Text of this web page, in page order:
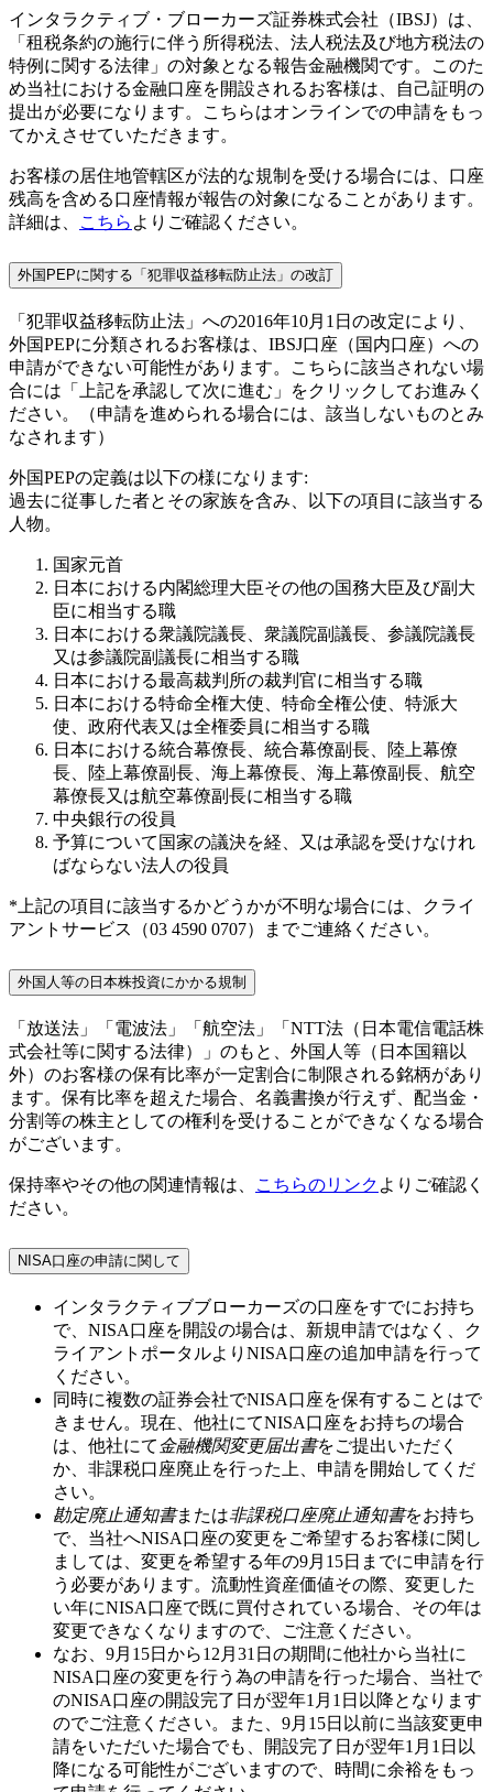
インタラクティブ・ブローカーズ証券株式会社（IBSJ）は、
「租税条約の施行に伴う所得税法、法人税法及び地方税法の
特例に関する法律」の対象となる報告金融機関です。このた
め当社における金融口座を開設されるお客様は、自己証明の
提出が必要になります。こちらはオンラインでの申請をもっ
てかえさせていただきます。
お客様の居住地管轄区が法的な規制を受ける場合には、口座
残高を含める口座情報が報告の対象になることがあります。
詳細は、
こちら よりご確認ください。
外国PEPに関する「犯罪収益移転防止法」の改訂
「犯罪収益移転防止法」への2016年10月1日の改定により、
外国PEPに分類されるお客様は、IBSJ口座（国内口座）への
申請ができない可能性があります。こちらに該当されない場
合には「上記を承認して次に進む」をクリックしてお進みく
ださい。（申請を進められる場合には、該当しないものとみ
なされます）
外国PEPの定義は以下の様になります:
過去に従事した者とその家族を含み、以下の項目に該当する
人物。
国家元首
日本における内閣総理大臣その他の国務大臣及び副大
臣に相当する職
日本における衆議院議長、衆議院副議長、参議院議長
又は参議院副議長に相当する職
日本における最高裁判所の裁判官に相当する職
日本における特命全権大使、特命全権公使、特派大
使、政府代表又は全権委員に相当する職
日本における統合幕僚長、統合幕僚副長、陸上幕僚
長、陸上幕僚副長、海上幕僚長、海上幕僚副長、航空
幕僚長又は航空幕僚副長に相当する職
中央銀行の役員
予算について国家の議決を経、又は承認を受けなけれ
ばならない法人の役員
*上記の項目に該当するかどうかが不明な場合には、クライ
アントサービス（03 4590 0707）までご連絡ください。
外国人等の日本株投資にかかる規制
「放送法」「電波法」「航空法」「NTT法（日本電信電話株
式会社等に関する法律）」のもと、外国人等（日本国籍以
外）のお客様の保有比率が一定割合に制限される銘柄があり
ます。保有比率を超えた場合、名義書換が行えず、配当金・
分割等の株主としての権利を受けることができなくなる場合
がございます。
保持率やその他の関連情報は、 こちらのリンク よりご確認く
ださい。
NISA口座の申請に関して
インタラクティブブローカーズの口座をすでにお持ち
で、NISA口座を開設の場合は、新規申請ではなく、ク
ライアントポータルよりNISA口座の追加申請を行って
ください。
同時に複数の証券会社でNISA口座を保有することはで
きません。現在、他社にてNISA口座をお持ちの場合
は、他社にて 金融機関変更届出書をご提出いただく
か、非課税口座廃止を行った上、申請を開始してくだ
さい。
勘定廃止通知書または非課税口座廃止通知書をお持ち
で、当社へNISA口座の変更をご希望するお客様に関し
ましては、変更を希望する年の9月15日 までに申請を行
う必要があります。流動性資産価値その際、変更した
い年にNISA口座で既に買付されている場合、その年は
変更できなくなりますので、ご注意ください。
なお、 9月15日から12月31日 の期間に他社から当社に
NISA口座の変更を行う為の申請を行った場合、当社で
のNISA口座の開設完了日が翌年1月1日 以降となります
のでご注意ください。また、 9月15日以前に当該変更申
請をいただいた場合でも、開設完了日が翌年1月1日以
降になる可能性がございますので、時間に余裕をもっ